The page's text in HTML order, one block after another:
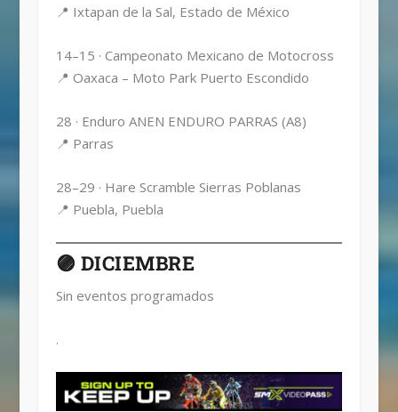
📍 Ixtapan de la Sal, Estado de México
14–15 · Campeonato Mexicano de Motocross
📍 Oaxaca – Moto Park Puerto Escondido
28 · Enduro ANEN ENDURO PARRAS (A8)
📍 Parras
28–29 · Hare Scramble Sierras Poblanas
📍 Puebla, Puebla
🟣 DICIEMBRE
Sin eventos programados
.